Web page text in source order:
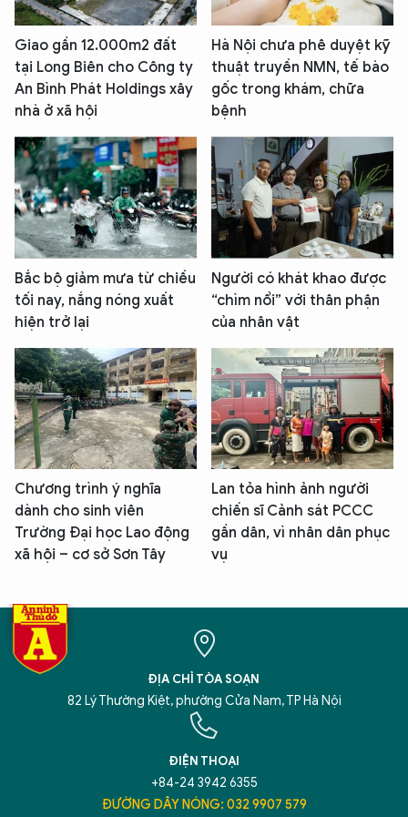
Giao gần 12.000m2 đất
tại Long Biên cho Công ty
An Bình Phát Holdings xây
nhà ở xã hội
Hà Nội chưa phê duyệt kỹ
thuật truyền NMN, tế bào
gốc trong khám, chữa
bệnh
Bắc bộ giảm mưa từ chiều
tối nay, nắng nóng xuất
hiện trở lại
Người có khát khao được
“chìm nổi” với thân phận
của nhân vật
Chương trình ý nghĩa
dành cho sinh viên
Trường Đại học Lao động
xã hội – cơ sở Sơn Tây
Lan tỏa hình ảnh người
chiến sĩ Cảnh sát PCCC
gần dân, vì nhân dân phục
vụ
ĐỊA CHỈ TÒA SOẠN
82 Lý Thường Kiệt, phường Cửa Nam, TP Hà Nội
ĐIỆN THOẠI
+84-24 3942 6355
ĐƯỜNG DÂY NÓNG: 032 9907 579